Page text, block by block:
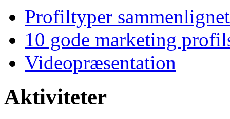
Profiltyper sammenlignet
10 gode marketing
Videopræsentation
Aktiviteter